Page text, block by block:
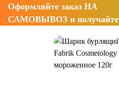
Оформляйте заказ НА
САМОВЫВОЗ и получайте